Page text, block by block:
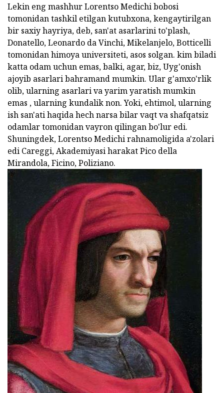
Lekin eng mashhur Lorentso Medichi bobosi
tomonidan tashkil etilgan kutubxona, kengaytirilgan
bir saxiy hayriya, deb, san'at asarlarini to'plash,
Donatello, Leonardo da Vinchi, Mikelanjelo, Botticelli
tomonidan himoya universiteti, asos solgan. kim biladi
katta odam uchun emas, balki, agar, biz, Uyg'onish
ajoyib asarlari bahramand mumkin. Ular g'amxo'rlik
olib, ularning asarlari va yarim yaratish mumkin
emas , ularning kundalik non. Yoki, ehtimol, ularning
ish san'ati haqida hech narsa bilar vaqt va shafqatsiz
odamlar tomonidan vayron qilingan bo'lur edi.
Shuningdek, Lorentso Medichi rahnamoligida a'zolari
edi Careggi, Akademiyasi harakat Pico della
Mirandola, Ficino, Poliziano.